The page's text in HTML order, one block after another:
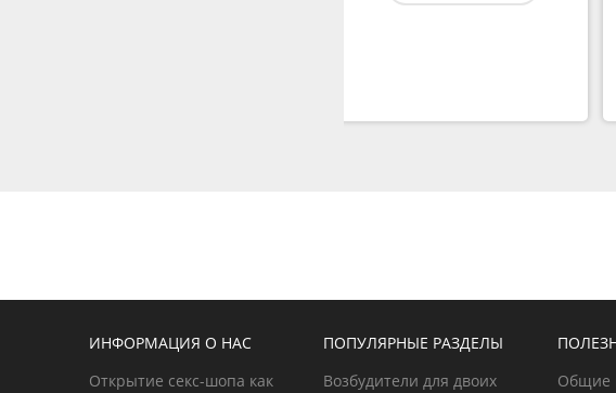
ИНФОРМАЦИЯ О НАС
Открытие секс-шопа как
ПОПУЛЯРНЫЕ РАЗДЕЛЫ
Возбудители для двоих
Общие